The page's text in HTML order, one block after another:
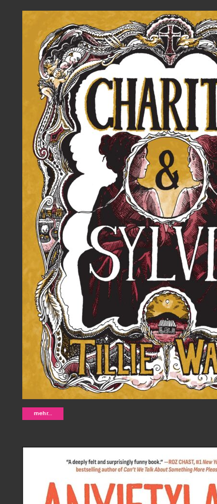
Charity and Sylvia - Tillie Walden
mehr...